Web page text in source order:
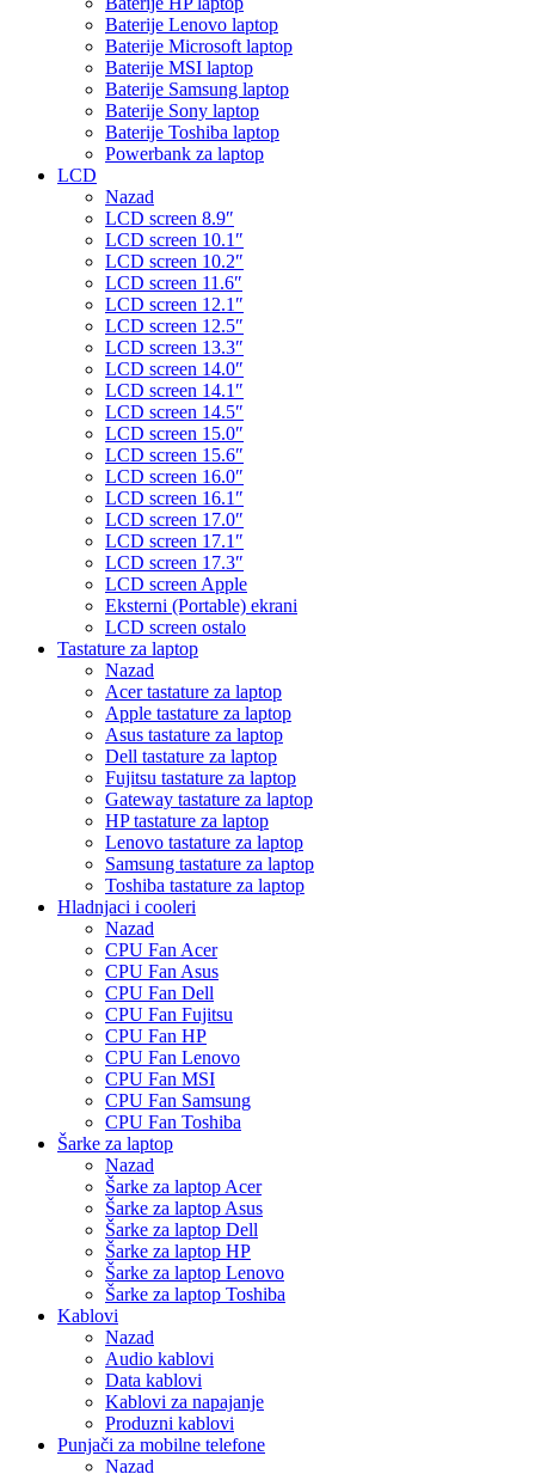
Baterije Lenovo laptop
Baterije Microsoft laptop
Baterije MSI laptop
Baterije Samsung laptop
Baterije Sony laptop
Baterije Toshiba laptop
Powerbank za laptop
LCD
Nazad
LCD screen 8.9″
LCD screen 10.1″
LCD screen 10.2″
LCD screen 11.6″
LCD screen 12.1″
LCD screen 12.5″
LCD screen 13.3″
LCD screen 14.0″
LCD screen 14.1″
LCD screen 14.5″
LCD screen 15.0″
LCD screen 15.6″
LCD screen 16.0″
LCD screen 16.1″
LCD screen 17.0″
LCD screen 17.1″
LCD screen 17.3″
LCD screen Apple
Eksterni (Portable) ekrani
LCD screen ostalo
Tastature za laptop
Nazad
Acer tastature za laptop
Apple tastature za laptop
Asus tastature za laptop
Dell tastature za laptop
Fujitsu tastature za laptop
Gateway tastature za laptop
HP tastature za laptop
Lenovo tastature za laptop
Samsung tastature za laptop
Toshiba tastature za laptop
Hladnjaci i cooleri
Nazad
CPU Fan Acer
CPU Fan Asus
CPU Fan Dell
CPU Fan Fujitsu
CPU Fan HP
CPU Fan Lenovo
CPU Fan MSI
CPU Fan Samsung
CPU Fan Toshiba
Šarke za laptop
Nazad
Šarke za laptop Acer
Šarke za laptop Asus
Šarke za laptop Dell
Šarke za laptop HP
Šarke za laptop Lenovo
Šarke za laptop Toshiba
Kablovi
Nazad
Audio kablovi
Data kablovi
Kablovi za napajanje
Produzni kablovi
Punjači za mobilne telefone
Nazad